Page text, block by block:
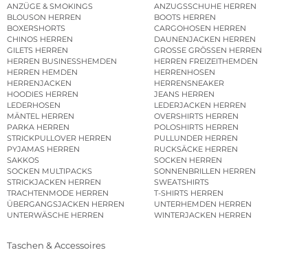
ANZÜGE & SMOKINGS
ANZUGSSCHUHE HERREN
BLOUSON HERREN
BOOTS HERREN
BOXERSHORTS
CARGOHOSEN HERREN
CHINOS HERREN
DAUNENJACKEN HERREN
GILETS HERREN
GROSSE GRÖSSEN HERREN
HERREN BUSINESSHEMDEN
HERREN FREIZEITHEMDEN
HERREN HEMDEN
HERRENHOSEN
HERRENJACKEN
HERRENSNEAKER
HOODIES HERREN
JEANS HERREN
LEDERHOSEN
LEDERJACKEN HERREN
MÄNTEL HERREN
OVERSHIRTS HERREN
PARKA HERREN
POLOSHIRTS HERREN
STRICKPULLOVER HERREN
PULLUNDER HERREN
PYJAMAS HERREN
RUCKSÄCKE HERREN
SAKKOS
SOCKEN HERREN
SOCKEN MULTIPACKS
SONNENBRILLEN HERREN
STRICKJACKEN HERREN
SWEATSHIRTS
TRACHTENMODE HERREN
T-SHIRTS HERREN
ÜBERGANGSJACKEN HERREN
UNTERHEMDEN HERREN
UNTERWÄSCHE HERREN
WINTERJACKEN HERREN
Taschen & Accessoires